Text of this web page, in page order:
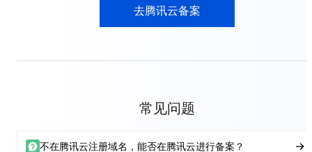
去腾讯云备案
常见问题
不在腾讯云注册域名，能否在腾讯云进行备案？